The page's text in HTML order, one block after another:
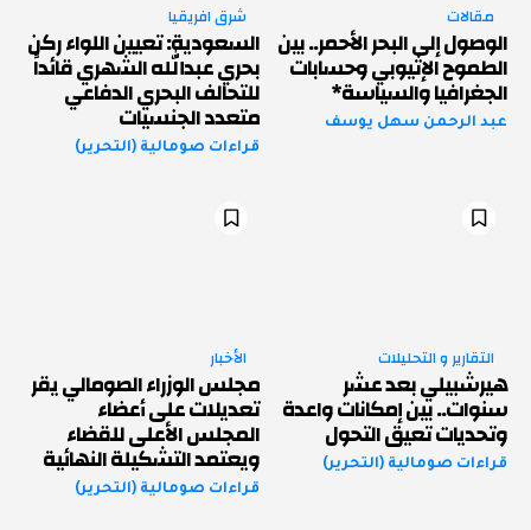
مقالات
الوصول إلى البحر الأحمر.. بين
الطموح الإثيوبي وحسابات
الجغرافيا والسياسة*
عبد الرحمن سهل يوسف
شرق افريقيا
السعودية: تعيين اللواء ركن
بحري عبدالله الشهري قائداً
للتحالف البحري الدفاعي
متعدد الجنسيات
قراءات صومالية (التحرير)
التقارير و التحليلات
هيرشبيلي بعد عشر
سنوات.. بين إمكانات واعدة
وتحديات تعيق التحول
قراءات صومالية (التحرير)
الأخبار
مجلس الوزراء الصومالي يقر
تعديلات على أعضاء
المجلس الأعلى للقضاء
ويعتمد التشكيلة النهائية
قراءات صومالية (التحرير)